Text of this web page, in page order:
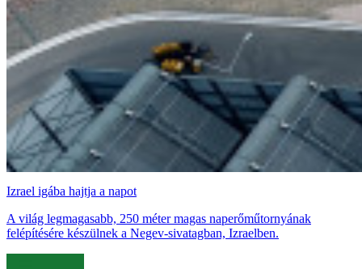
Izrael igába hajtja a napot
A világ legmagasabb, 250 méter magas naperőműtornyának
felépítésére készülnek a Negev-sivatagban, Izraelben.